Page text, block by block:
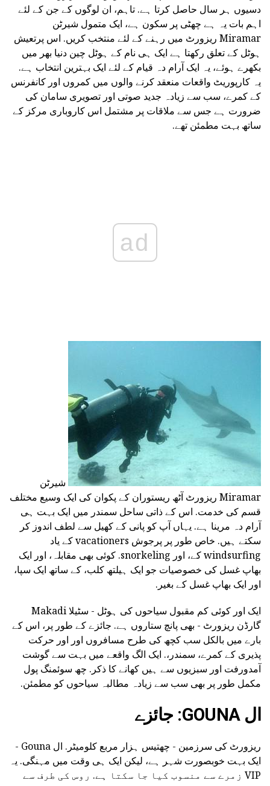
دسیوں ہر سال حاصل کرتا ہے. تاہم، ان لوگوں کے جن کے لئے
اہم بات یہ ہے چھٹی پر سکون ہے، ایک متمول شیرٹن
Miramar ریزورٹ میں رہنے کے لئے منتخب کریں. اس پرتعیش
ہوٹل کے تعلق رکھتا ہے ایک ہی نام کے ہوٹل چین دنیا بھر میں
بکھرے ہوئے، یہ ایک آرام دہ قیام کے لئے ایک بہترین انتخاب ہے.
یہ کارپوریٹ واقعات منعقد کرنے والوں میں کمروں اور کانفرنس
کے کمرے، سب سے زیادہ جدید صوتی اور تصویری سامان کی
ضرورت ہے جس سے ملاقات پر مشتمل اس کاروباری مرکز کے
ساتھ بہت مطمئن تھے.
ad
شیرٹن
Miramar ریزورٹ آٹھ ریستوران کے پکوان کی ایک وسیع مختلف
قسم کی خدمت. اس کے ذاتی ساحل سمندر میں ایک بہت ہی
آرام دہ مرینا ہے. یہاں آپ کو پانی کے کھیل سے لطف اندوز کر
سکتے ہیں. خاص طور پر پرجوش vacationers کے یاد
windsurfing کے، اور snorkeling. کوئی بھی مقابلہ، اور ایک
بھاپ غسل کی خصوصیات جو ایک ہیلتھ کلب، کے ساتھ ایک سپا،
اور ایک بھاپ غسل کے بغیر.
ایک اور کوئی کم مقبول سیاحوں کی ہوٹل - سٹیلا Makadi
گارڈن ریزورٹ - بھی پانچ ستاروں ہے. جائزے کے طور پر، اس کے
بارے میں بالکل سب کچھ کی طرح مسافروں اور اور حرکت
پذیری کے کمرے، سمندر،. ایک الگ واقعے میں بہت سے گوشت
آمدورفت اور سبزیوں سے ہیں کھانے کا ذکر. چھ سوئمنگ پول
مکمل طور پر بھی سب سے زیادہ مطالبہ سیاحوں کو مطمئن.
ال GOUNA: جائزے
ریزورٹ کی سرزمین - چھتیس ہزار مربع کلومیٹر. ال Gouna -
ایک بہت خوبصورت شہر ہے، لیکن ایک ہی وقت میں مہنگی. یہ
VIP زمرے سے منسوب کیا جا سکتا ہے. روس کی طرف سے